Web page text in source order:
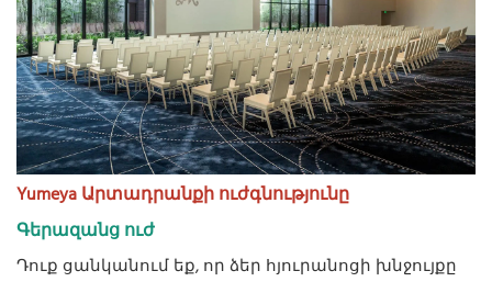
Yumeya Արտադրանքի ուժգնությունը
Գերազանց ուժ
Դուք ցանկանում եք, որ ձեր հյուրանոցի խնջույքը